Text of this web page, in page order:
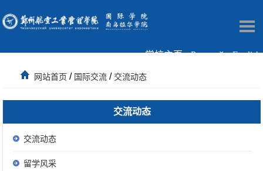
学校主页 Русский English
网站首页 / 国际交流 / 交流动态
交流动态
交流动态
留学风采